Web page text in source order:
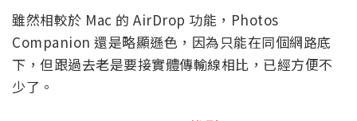
雖然相較於 Mac 的 AirDrop 功能，Photos
Companion 還是略顯遜色，因為只能在同個網路底
下，但跟過去老是要接實體傳輸線相比，已經方便不
少了。